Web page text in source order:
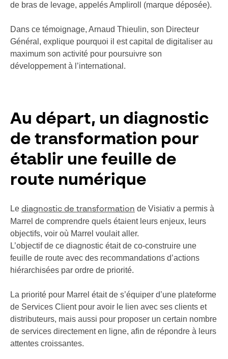
de bras de levage, appelés Ampliroll (marque déposée).
Dans ce témoignage, Arnaud Thieulin, son Directeur
Général, explique pourquoi il est capital de digitaliser au
maximum son activité pour poursuivre son
développement à l’international.
Au départ, un diagnostic
de transformation pour
établir une feuille de
route numérique
Le diagnostic de transformation de Visiativ a permis à
Marrel de comprendre quels étaient leurs enjeux, leurs
objectifs, voir où Marrel voulait aller.
L’objectif de ce diagnostic était de co-construire une
feuille de route avec des recommandations d’actions
hiérarchisées par ordre de priorité.
La priorité pour Marrel était de s’équiper d’une plateforme
de Services Client pour avoir le lien avec ses clients et
distributeurs, mais aussi pour proposer un certain nombre
de services directement en ligne, afin de répondre à leurs
attentes croissantes.